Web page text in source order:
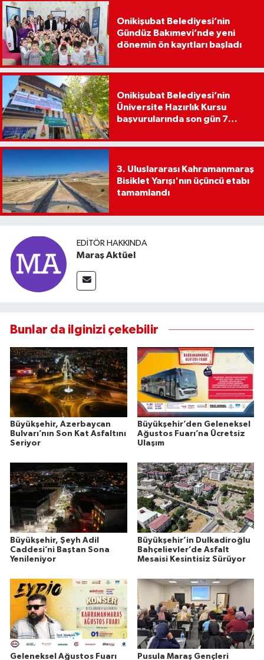
Onikişubat Belediyesi’nin
Gündüz Bakımevi’nde yeni
dönemin ön kayıtları başladı
Onikişubat Belediyesi’nin
Üniversite Hazırlık Kursu
başvurularında son gün 7
3. Uluslararası Kahramanmaraş
Bisiklet Yarışı'nın üçüncü etabı
tamamlandı
EDITÖR HAKKINDA
Maraş Aktüel
Bunlar da ilginizi çekebilir
Büyükşehir, Azerbaycan
Bulvarı’nın Son Kat Asfaltını
Seriyor
Büyükşehir’den Geleneksel
Ağustos Fuarı’na Ücretsiz
Ulaşım
Büyükşehir, Şeyh Adil
Caddesi’ni Baştan Sona
Yenileniyor
Büyükşehir’in Dulkadiroğlu
Bahçelievler’de Asfalt
Mesaisi Kesintisiz Sürüyor
Geleneksel Ağustos Fuarı
Pusula Maraş Gençleri